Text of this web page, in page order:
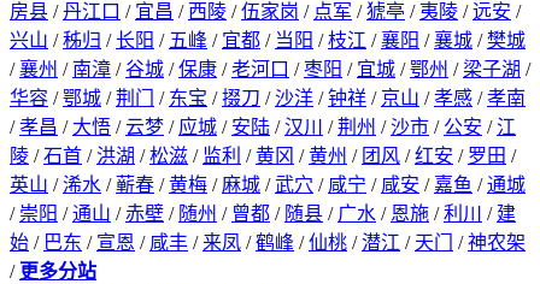
房县 /丹江口 / 宜昌 / 西陵 /伍家岗 / 点军 /猇亭 / 夷陵 /远安 /
兴山 /秭归 /长阳 / 五峰 / 宜都 / 当阳 /枝江 /襄阳 /襄城 /樊城
/襄州 / 南漳 /谷城 /保康 /老河口 /枣阳 / 宜城 /鄂州 / 梁子湖 /
华容 /鄂城 /荆门 / 东宝 /掇刀 /沙洋 /钟祥 / 京山 /孝感 /孝南
/孝昌 / 大悟 /云梦 / 应城 / 安陆 /汉川 /荆州 /沙市 / 公安 / 江
陵 /石首 / 洪湖 /松滋 / 监利 /黄冈 /黄州 / 团风 /红安 / 罗田 /
英山 /浠水 /蕲春 /黄梅 / 麻城 /武穴 / 咸宁 / 咸安 / 嘉鱼 /通城
/ 崇阳 /通山 /赤壁 / 随州 / 曾都 / 随县 / 广水 / 恩施 /利川 / 建
始 / 巴东 / 宣恩 / 咸丰 / 来凤 /鹤峰 /仙桃 /潜江 / 天门 /神农架
/ 更多分站